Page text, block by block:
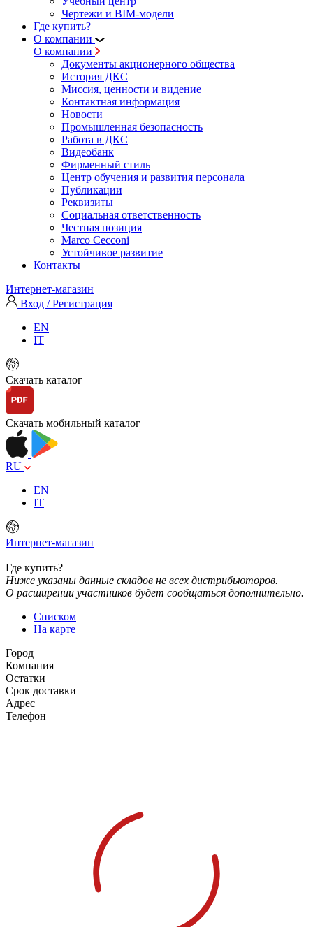
Чертежи и BIM-модели
Где купить?
О компании
О компании
Документы акционерного общества
История ДКС
Миссия, ценности и видение
Контактная информация
Новости
Промышленная безопасность
Работа в ДКС
Видеобанк
Фирменный стиль
Центр обучения и развития персонала
Публикации
Реквизиты
Социальная ответственность
Честная позиция
Marco Cecconi
Устойчивое развитие
Контакты
Интернет-магазин
Вход / Регистрация
EN
IT
Скачать каталог
Скачать мобильный каталог
RU
EN
IT
Интернет-магазин
Где купить?
Ниже указаны данные складов не всех дистрибьюторов.
О расширении участников будет сообщаться дополнительно.
Списком
На карте
Город
Компания
Остатки
Срок доставки
Адрес
Телефон